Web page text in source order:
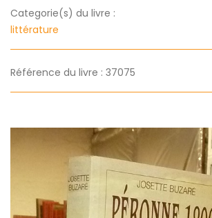
Categorie(s) du livre :
littérature
Référence du livre : 37075